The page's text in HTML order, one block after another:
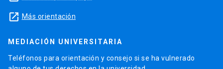
launch Más orientación
MEDIACIÓN UNIVERSITARIA
Teléfonos para orientación y consejo si se ha vulnerado